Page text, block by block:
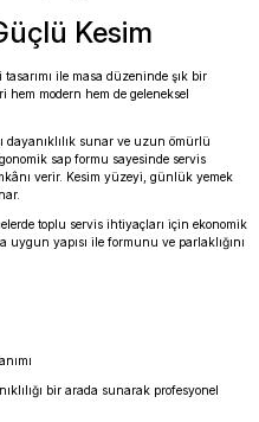
Kesim
tasarımı ile masa düzeninde şık bir
modern hem de geleneksel
dayanıklılık sunar ve uzun ömürlü
sap formu sayesinde servis
verir. Kesim yüzeyi, günlük yemek
toplu servis ihtiyaçları için ekonomik
yapısı ile formunu ve parlaklığını
bir arada sunarak profesyonel